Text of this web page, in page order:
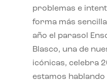
problemas e
forma más
año el parasol
Blasco, una de
icónicas, celebra
estamos